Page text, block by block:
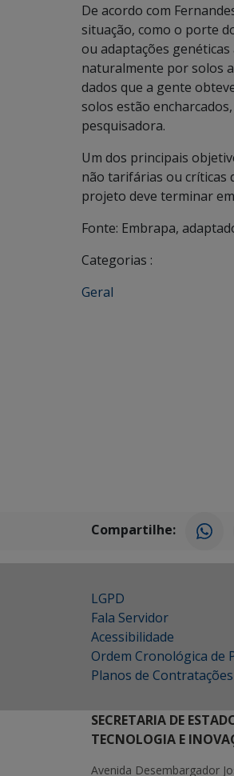
De acordo com
situação, como o porte
ou adaptações
naturalmente por solos
dados que a gente
solos estão
pesquisadora.
Um dos principais
não tarifárias ou críticas
projeto deve terminar
Fonte: Embrapa,
Categorias :
Geral
Compartilhe:
LGPD
Fala Servidor
Acessibilidade
Ordem Cronológica de
Planos de
SECRETARIA DE
TECNOLOGIA E
Avenida Desembargador